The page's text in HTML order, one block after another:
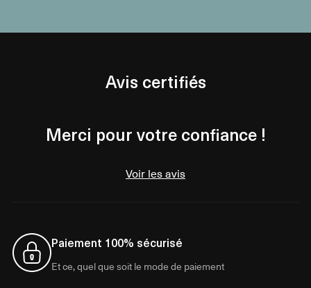
Avis certifiés
Merci pour votre confiance !
Voir les avis
Paiement 100% sécurisé
Et ce, quel que soit le mode de paiement